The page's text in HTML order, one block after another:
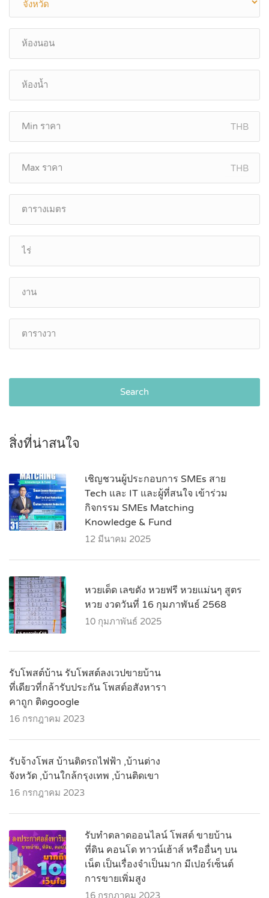
THB
THB
Search
สิ่งที่น่าสนใจ
เชิญชวนผู้ประกอบการ SMEs สาย
Tech และ IT และผู้ที่สนใจ เข้าร่วม
กิจกรรม SMEs Matching
Knowledge & Fund
12 มีนาคม 2025
หวยเด็ด เลขดัง หวยฟรี หวยแม่นๆ สูตร
หวย งวดวันที่ 16 กุมภาพันธ์ 2568
10 กุมภาพันธ์ 2025
รับโพสต์บ้าน รับโพสต์ลงเวปขายบ้าน
ที่เดียวที่กล้ารับประกัน โพสต์อสังหารา
คาถูก ติดgoogle
16 กรกฎาคม 2023
รับจ้างโพส บ้านติดรถไฟฟ้า ,บ้านต่าง
จังหวัด ,บ้านใกล้กรุงเทพ ,บ้านติดเขา
16 กรกฎาคม 2023
รับทำตลาดออนไลน์ โพสต์ ขายบ้าน
ที่ดิน คอนโด ทาวน์เฮ้าส์ หรืออื่นๆ บน
เน็ต เป็นเรื่องจำเป็นมาก มีเปอร์เซ็นต์
การขายเพิ่มสูง